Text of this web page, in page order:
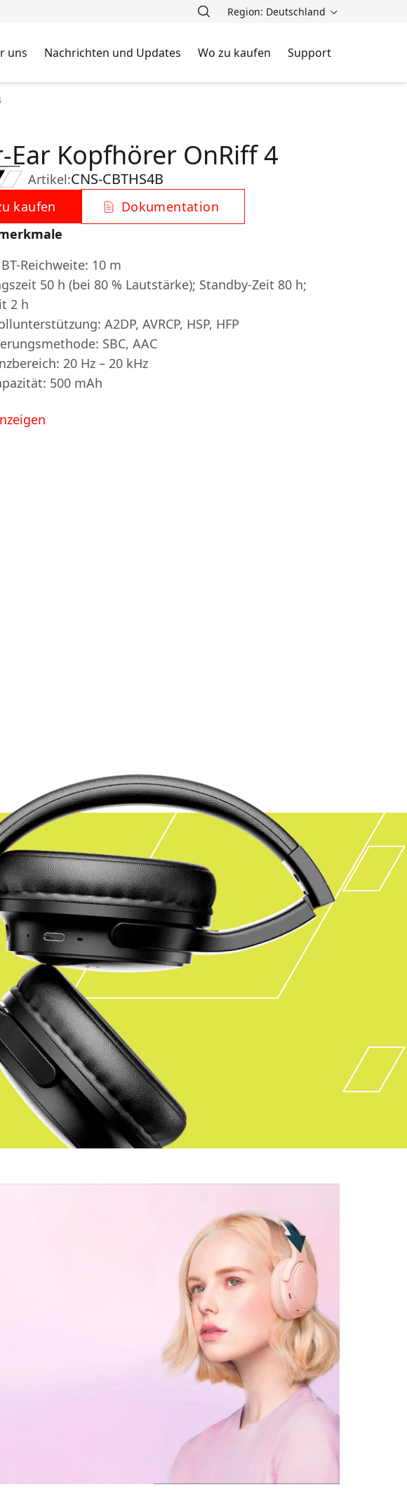
Region: Deutschland
uns Nachrichten und Updates Wo zu kaufen Support
Ear Kopfhörer OnRiff 4
Artikel:CNS-CBTHS4B
kaufen
Dokumentation
Reichweite: 10 m
50 h (bei 80 % Lautstärke); Standby-Zeit 80 h;
2 h
A2DP, AVRCP, HSP, HFP
SBC, AAC
20 Hz – 20 kHz
500 mAh